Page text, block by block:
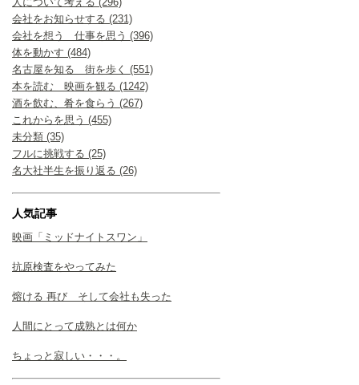
会社をお知らせする (231)
会社を想う 仕事を思う (396)
体を動かす (484)
名古屋を知る 街を歩く (551)
本を読む 映画を観る (1242)
酒を飲む、肴を食らう (267)
これからを思う (455)
未分類 (35)
フルに挑戦する (25)
名大社半生を振り返る (26)
人気記事
映画「ミッドナイトスワン」
抗原検査をやってみた
熔ける 再び そして会社も失った
人間にとって成熟とは何か
ちょっと寂しい・・・。